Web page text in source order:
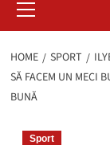
Menu
HOME SPORT
SĂ FACEM UN MECI
BUNĂ
Sport